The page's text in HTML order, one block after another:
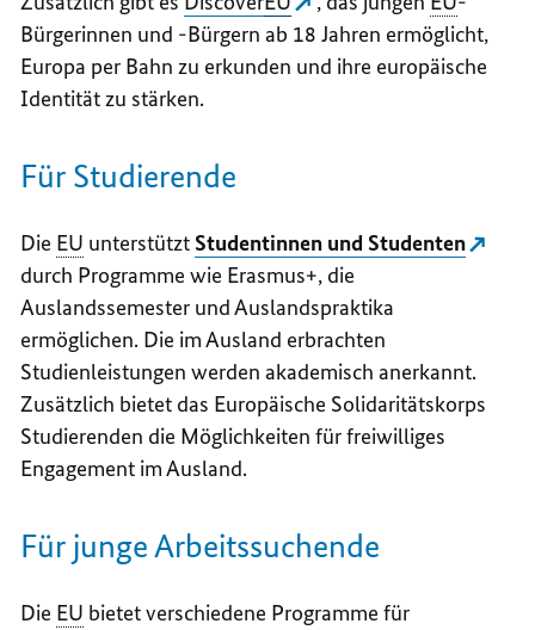
Bürgerinnen und -Bürgern ab 18 Jahren ermöglicht,
Europa per Bahn zu erkunden und ihre europäische
Identität zu stärken.
Für Studierende
Die EU unterstützt Studentinnen und Studenten
durch Programme wie Erasmus+, die
Auslandssemester und Auslandspraktika
ermöglichen. Die im Ausland erbrachten
Studienleistungen werden akademisch anerkannt.
Zusätzlich bietet das Europäische Solidaritätskorps
Studierenden die Möglichkeiten für freiwilliges
Engagement im Ausland.
Für junge Arbeitssuchende
Die EU bietet verschiedene Programme für